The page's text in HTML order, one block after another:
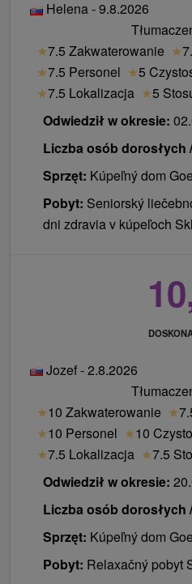
Helena - 9.8.2026
★7.5 Zakwaterowanie ★
★7.5 Personel ★5
★7.5 Lokalizacja ★5
Odwiedził w okresie:
Liczba osób dorosłych
Sprzęt: Kúpeľný dom
Pobyt: Seniorský
dni zdravia v kúpeľoch
Jozef - 2.8.2026
★10 Zakwaterowanie ★
★10 Personel ★10
★7.5 Lokalizacja ★7.5
Odwiedził w okresie:
Liczba osób dorosłych
Sprzęt: Kúpeľný dom
Pobyt: Relaxačný pobyt